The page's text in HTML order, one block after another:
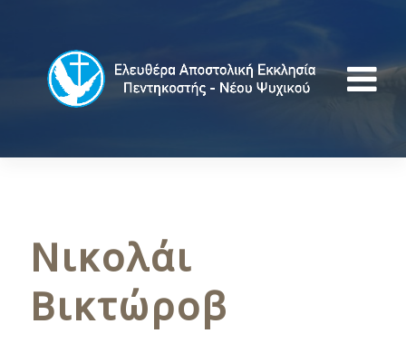
Νικολάι
Βικτώροβ